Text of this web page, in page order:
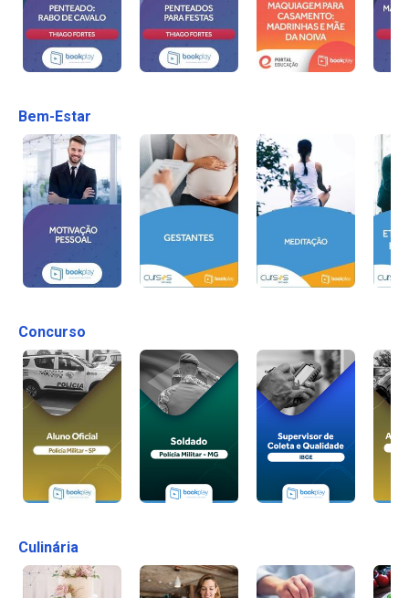
Bem-Estar
Concurso
Culinária